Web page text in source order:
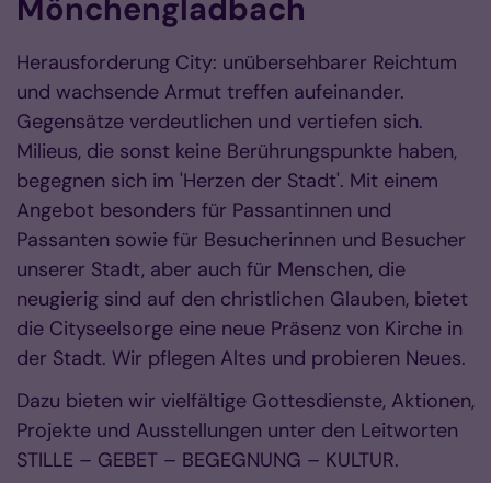
Mönchengladbach
Herausforderung City: unübersehbarer Reichtum
und wachsende Armut treffen aufeinander.
Gegensätze verdeutlichen und vertiefen sich.
Milieus, die sonst keine Berührungspunkte haben,
begegnen sich im 'Herzen der Stadt'. Mit einem
Angebot besonders für Passantinnen und
Passanten sowie für Besucherinnen und Besucher
unserer Stadt, aber auch für Menschen, die
neugierig sind auf den christlichen Glauben, bietet
die Cityseelsorge eine neue Präsenz von Kirche in
der Stadt. Wir pflegen Altes und probieren Neues.
Dazu bieten wir vielfältige Gottesdienste, Aktionen,
Projekte und Ausstellungen unter den Leitworten
STILLE – GEBET – BEGEGNUNG – KULTUR.